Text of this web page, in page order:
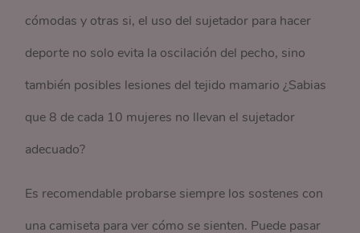
cómodas y otras si, el uso del sujetador para hacer
deporte no solo evita la oscilación del pecho, sino
también posibles lesiones del tejido mamario ¿Sabias
que 8 de cada 10 mujeres no llevan el sujetador
adecuado?
Es recomendable probarse siempre los sostenes con
una camiseta para ver cómo se sienten. Puede pasar